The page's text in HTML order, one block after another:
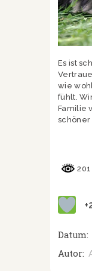
Es ist
wie
fühlt.
Familie
schöner
Datum:
Autor: